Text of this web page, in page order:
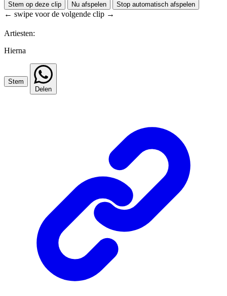
Stem op deze clip Nu afspelen Stop automatisch afspelen
← swipe voor de volgende clip →
Artiesten:
Hierna
Stem
Delen